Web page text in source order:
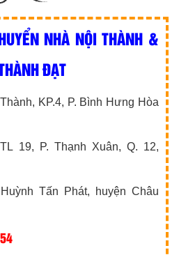
NHÀ NỘI THÀNH &
ĐẠT
KP.4, P. Bình Hưng Hòa
19, P. Thạnh Xuân, Q. 12,
Tấn Phát, huyện Châu